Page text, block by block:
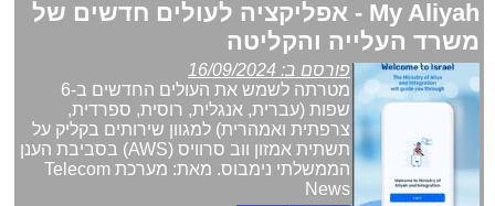
My Aliyah - אפליקציה לעולים חדשים של
משרד העלייה והקליטה
פורסם ב: 16/09/2024
מטרתה לשמש את העולים החדשים ב-6
שפות (עברית, אנגלית, רוסית, ספרדית,
צרפתית ואמהרית) למגוון שירותים בקליק על
תשתית אמזון ווב סרוויס (AWS) בסביבת הענן
הממשלתי נימבוס. מאת: מערכת Telecom
News